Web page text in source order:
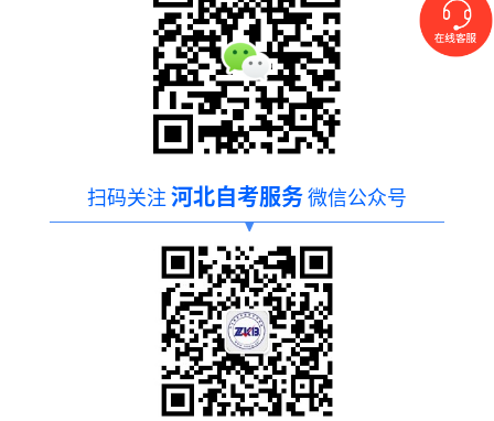
扫码关注 河北自考服务 微信公众号